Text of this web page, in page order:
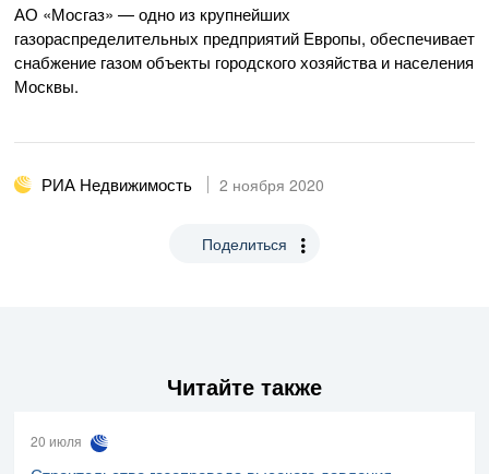
АО «Мосгаз» — одно из крупнейших
газораспределительных предприятий Европы, обеспечивает
снабжение газом объекты городского хозяйства и населения
Москвы.
РИА Недвижимость 2 ноября 2020
Поделиться
Читайте также
20 июля